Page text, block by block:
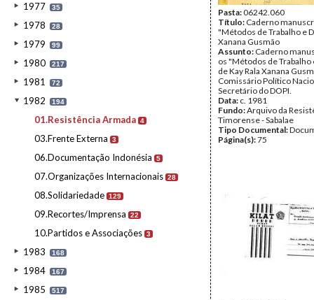
1977 35
1978 28
1979 99
1980 217
1981 72
1982 194
01.Resistência Armada 4
03.Frente Externa 3
06.Documentação Indonésia 5
07.Organizações Internacionais 28
08.Solidariedade 129
09.Recortes/Imprensa 22
10.Partidos e Associações 3
1983 168
1984 167
1985 517
Pasta:06242.060
Título: Caderno
"Métodos de Trabalho e
Xanana Gusmão
Assunto: Caderno
os "Métodos de Trabalho
de Kay Rala Xanana
Comissário Político
Secretário do DOPI.
Data: c. 1981
Fundo:Arquivo da
Timorense - Sabalae
Tipo Documental:
Página(s):75